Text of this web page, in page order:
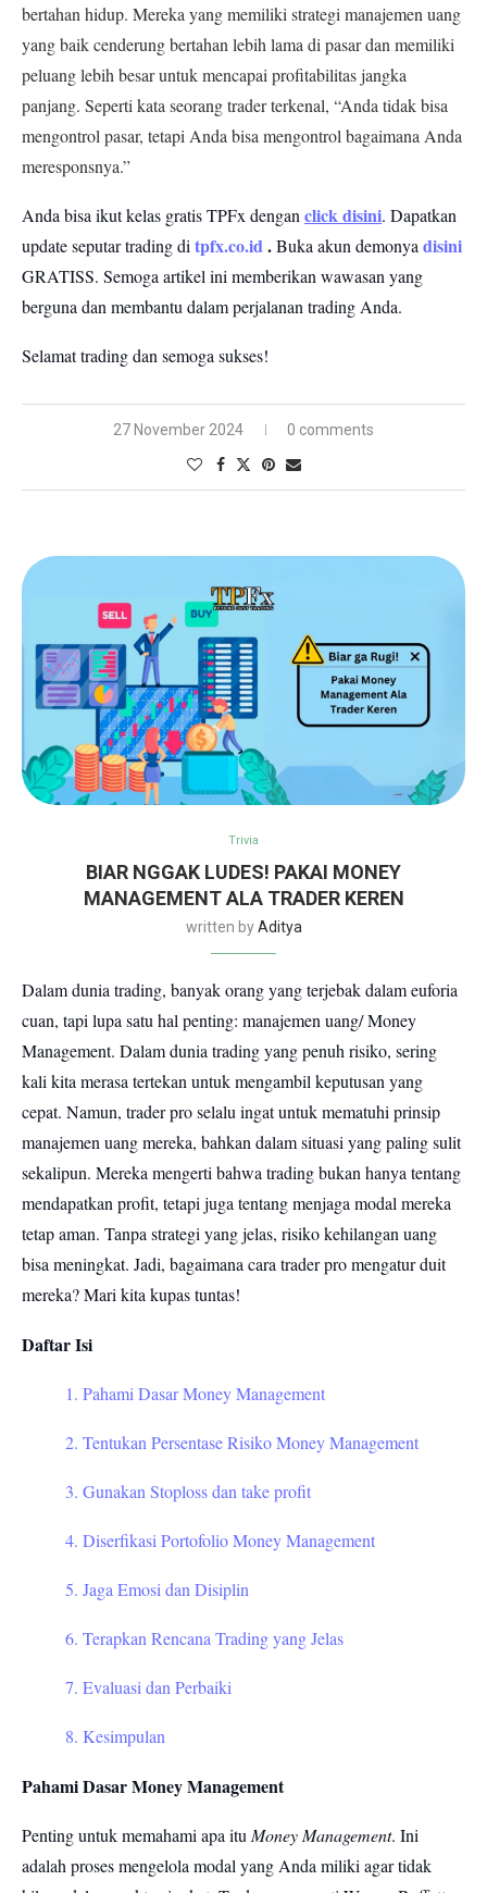
bertahan hidup. Mereka yang memiliki strategi manajemen uang
yang baik cenderung bertahan lebih lama di pasar dan memiliki
peluang lebih besar untuk mencapai profitabilitas jangka
panjang. Seperti kata seorang trader terkenal, “Anda tidak bisa
mengontrol pasar, tetapi Anda bisa mengontrol bagaimana Anda
meresponsnya.”
Anda bisa ikut kelas gratis TPFx dengan click disini. Dapatkan
update seputar trading di tpfx.co.id.Buka akun demonya disini
GRATISS. Semoga artikel ini memberikan wawasan yang
berguna dan membantu dalam perjalanan trading Anda.
Selamat trading dan semoga sukses!
27 November 2024 0 comments
Trivia
BIAR NGGAK LUDES! PAKAI MONEY
MANAGEMENT ALA TRADER KEREN
written byAditya
Dalam dunia trading, banyak orang yang terjebak dalam euforia
cuan, tapi lupa satu hal penting: manajemen uang/ Money
Management. Dalam dunia trading yang penuh risiko, sering
kali kita merasa tertekan untuk mengambil keputusan yang
cepat. Namun, trader pro selalu ingat untuk mematuhi prinsip
manajemen uang mereka, bahkan dalam situasi yang paling sulit
sekalipun. Mereka mengerti bahwa trading bukan hanya tentang
mendapatkan profit, tetapi juga tentang menjaga modal mereka
tetap aman. Tanpa strategi yang jelas, risiko kehilangan uang
bisa meningkat. Jadi, bagaimana cara trader pro mengatur duit
mereka? Mari kita kupas tuntas!
Daftar Isi
1. Pahami Dasar Money Management
2. Tentukan Persentase Risiko Money Management
3. Gunakan Stoploss dan take profit
4. Diserfikasi Portofolio Money Management
5. Jaga Emosi dan Disiplin
6. Terapkan Rencana Trading yang Jelas
7. Evaluasi dan Perbaiki
8. Kesimpulan
Pahami Dasar Money Management
Penting untuk memahami apa ituMoney Management. Ini
adalah proses mengelola modal yang Anda miliki agar tidak